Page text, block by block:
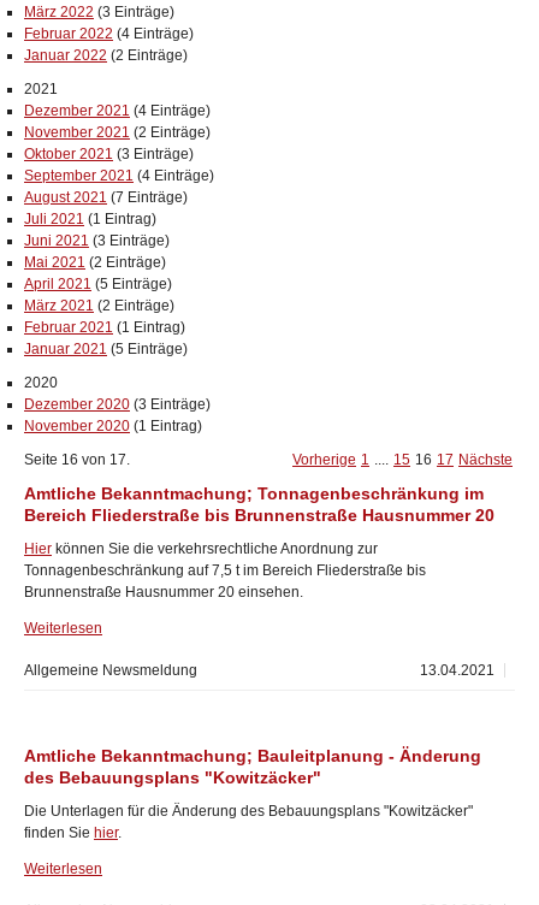
März 2022 (3 Einträge)
Februar 2022 (4 Einträge)
Januar 2022 (2 Einträge)
2021
Dezember 2021 (4 Einträge)
November 2021 (2 Einträge)
Oktober 2021 (3 Einträge)
September 2021 (4 Einträge)
August 2021 (7 Einträge)
Juli 2021 (1 Eintrag)
Juni 2021 (3 Einträge)
Mai 2021 (2 Einträge)
April 2021 (5 Einträge)
März 2021 (2 Einträge)
Februar 2021 (1 Eintrag)
Januar 2021 (5 Einträge)
2020
Dezember 2020 (3 Einträge)
November 2020 (1 Eintrag)
Seite 16 von 17.
Vorherige 1 .... 15 16 17 Nächste
Amtliche Bekanntmachung; Tonnagenbeschränkung im
Bereich Fliederstraße bis Brunnenstraße Hausnummer 20
Hier können Sie die verkehrsrechtliche Anordnung zur
Tonnagenbeschränkung auf 7,5 t im Bereich Fliederstraße bis
Brunnenstraße Hausnummer 20 einsehen.
Weiterlesen
13.04.2021
Allgemeine Newsmeldung
Amtliche Bekanntmachung; Bauleitplanung - Änderung
des Bebauungsplans "Kowitzäcker"
Die Unterlagen für die Änderung des Bebauungsplans "Kowitzäcker"
finden Sie hier.
Weiterlesen